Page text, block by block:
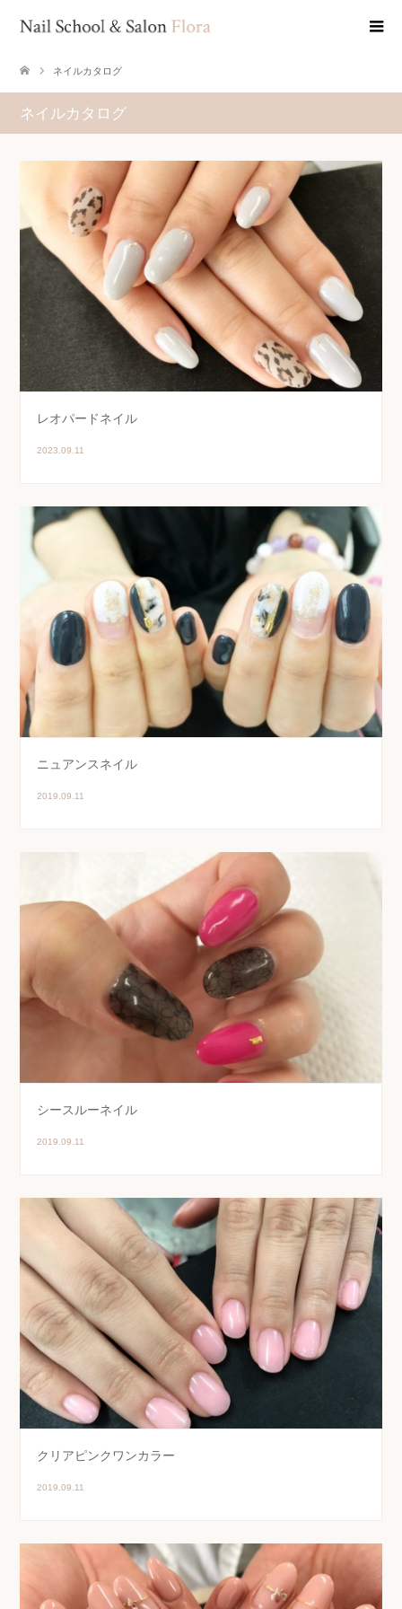
ネイルカタログ
ネイルカタログ
レオパードネイル
2023.09.11
ニュアンスネイル
2019.09.11
シースルーネイル
2019.09.11
クリアピンクワンカラー
2019.09.11